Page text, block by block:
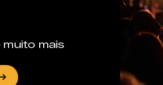
mais